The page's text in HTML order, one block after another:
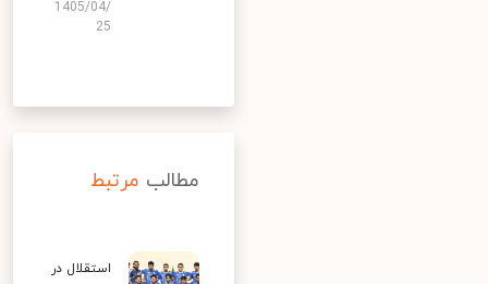
1405/04/
25
مطالب مرتبط
استقلال در